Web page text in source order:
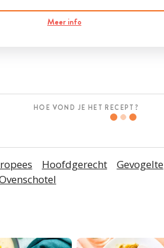
Meer info
HOE VOND JE HET RECEPT?
Hoofdgerecht
Gevogelte